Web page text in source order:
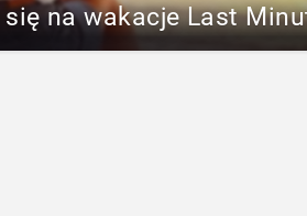
na wakacje Last